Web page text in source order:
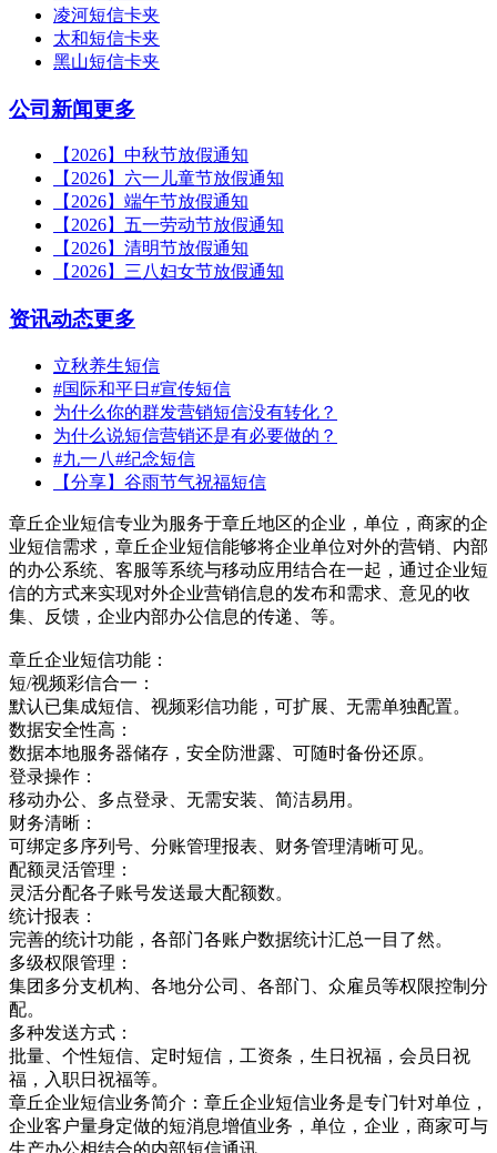
凌河短信卡夹
太和短信卡夹
黑山短信卡夹
公司新闻更多
【2026】中秋节放假通知
【2026】六一儿童节放假通知
【2026】端午节放假通知
【2026】五一劳动节放假通知
【2026】清明节放假通知
【2026】三八妇女节放假通知
资讯动态更多
立秋养生短信
#国际和平日#宣传短信
为什么你的群发营销短信没有转化？
为什么说短信营销还是有必要做的？
#九一八#纪念短信
【分享】谷雨节气祝福短信
章丘企业短信专业为服务于章丘地区的企业，单位，商家的企
业短信需求，章丘企业短信能够将企业单位对外的营销、内部
的办公系统、客服等系统与移动应用结合在一起，通过企业短
信的方式来实现对外企业营销信息的发布和需求、意见的收
集、反馈，企业内部办公信息的传递、等。
章丘企业短信功能：
短/视频彩信合一：
默认已集成短信、视频彩信功能，可扩展、无需单独配置。
数据安全性高：
数据本地服务器储存，安全防泄露、可随时备份还原。
登录操作：
移动办公、多点登录、无需安装、简洁易用。
财务清晰：
可绑定多序列号、分账管理报表、财务管理清晰可见。
配额灵活管理：
灵活分配各子账号发送最大配额数。
统计报表：
完善的统计功能，各部门各账户数据统计汇总一目了然。
多级权限管理：
集团多分支机构、各地分公司、各部门、众雇员等权限控制分
配。
多种发送方式：
批量、个性短信、定时短信，工资条，生日祝福，会员日祝
福，入职日祝福等。
章丘企业短信业务简介：章丘企业短信业务是专门针对单位，
企业客户量身定做的短消息增值业务，单位，企业，商家可与
生产办公相结合的内部短信通讯，